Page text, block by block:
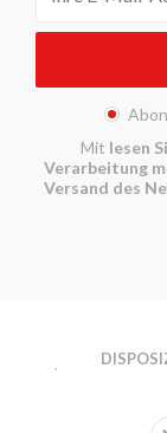
Mit lesen
Verarbeitung
Versand des